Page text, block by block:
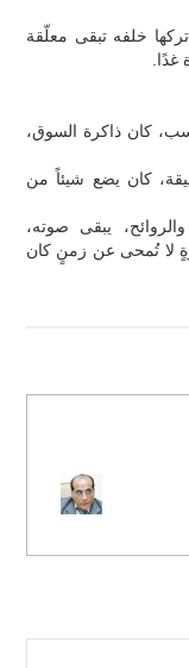
خلفه تبقى معلّقة
غدًا.
كان ذاكرة السوق،
كان يضع شيئاً من
يبقى صوته،
لا تُمحى عن زمنٍ كان